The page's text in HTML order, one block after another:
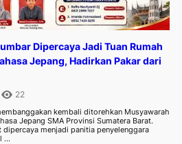
Dipercaya Jadi Tuan Rumah
Jepang, Hadirkan Pakar dari
22
kembali ditorehkan Musyawarah
Jepang SMA Provinsi Sumatera Barat.
menjadi panitia penyelenggara
...